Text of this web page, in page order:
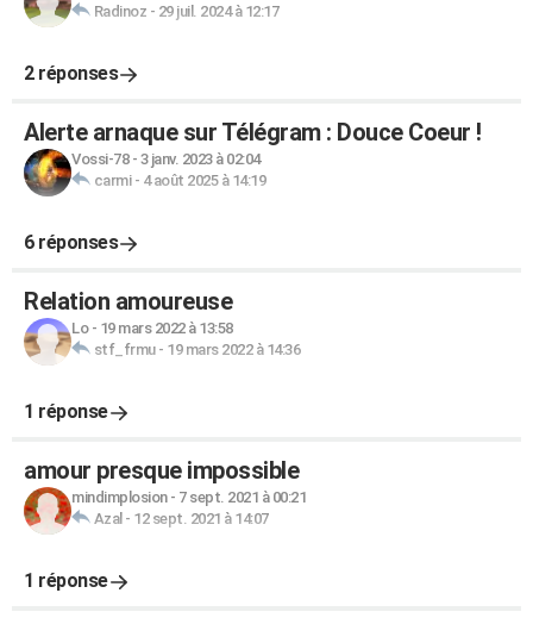
Radinoz - 29 juil. 2024 à 12:17
2 réponses
Alerte arnaque sur Télégram : Douce Coeur !
Vossi-78- 3 janv. 2023 à 02:04
carmi- 4 août 2025 à 14:19
6 réponses
Relation amoureuse
Lo- 19 mars 2022 à 13:58
stf_frmu- 19 mars 2022 à 14:36
1 réponse
amour presque impossible
mindimplosion- 7 sept. 2021 à 00:21
Azal - 12 sept. 2021 à 14:07
1 réponse